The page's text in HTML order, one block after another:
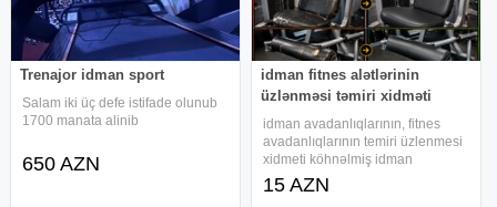
Trenajor idman sport
Salam iki üç defe istifade olunub
1700 manata alinib
650 AZN
idman fitnes alətlərinin
üzlənməsi təmiri xidməti
idman avadanlıqlarının, fitnes
avadanlıqlarının temiri üzlenmesi
xidmeti köhnəlmiş idman
avadanlıqlarına yeni həyat veririk.
Peşəkar üzləmə xidməti ilə
15 AZN